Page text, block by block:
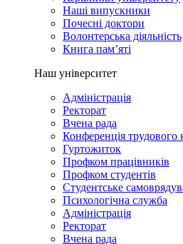
Наші випускники
Почесні доктори
Волонтерська діяльність
Книга пам’яті
Наш університет
Адміністрація
Ректорат
Вчена рада
Конференція трудового
Гуртожиток
Профком працівників
Профком студентів
Студентське
Психологічна служба
Адміністрація
Ректорат
Вчена рада